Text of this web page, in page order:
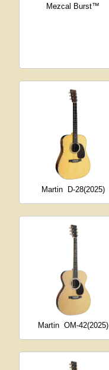
Mezcal Burst™
Martin D-28(2025)
Martin OM-42(2025)